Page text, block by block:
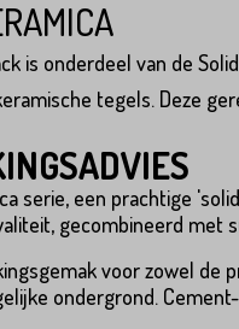
is onderdeel van de
tegels. Deze
serie, een prachtige
gecombineerd met
voor zowel de
ondergrond.